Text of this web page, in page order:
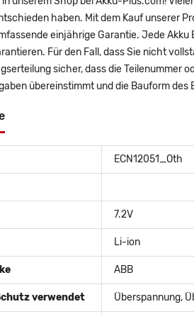
haben. Mit dem Kauf unserer
einjährige Garantie. Jede
Für den Fall, dass Sie nicht
sicher, dass die Teilenummer
übereinstimmt und die Bauform
ECN12051_Oth
7.2V
Li-ion
ABB
verwendet Überspannung,